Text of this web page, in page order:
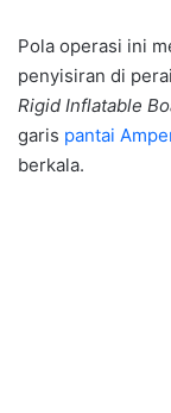
Pola operasi ini
penyisiran di
Rigid Inflatable
garis pantai
berkala.